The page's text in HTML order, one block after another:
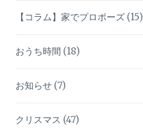
【コラム】家でプロポーズ(15)
おうち時間 (18)
お知らせ(7)
クリスマス (47)